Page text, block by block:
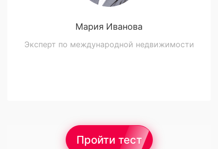
Мария Иванова
Эксперт по международной недвижимости
Пройти тест